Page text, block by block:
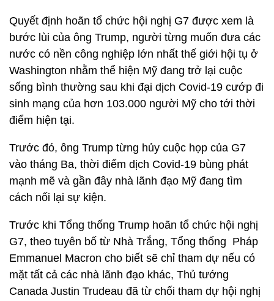
Quyết định hoãn tổ chức hội nghị G7 được xem là
bước lùi của ông Trump, người từng muốn đưa các
nước có nền công nghiệp lớn nhất thế giới hội tụ ở
Washington nhằm thể hiện Mỹ đang trở lại cuộc
sống bình thường sau khi đại dịch Covid-19 cướp đi
sinh mạng của hơn 103.000 người Mỹ cho tới thời
điểm hiện tại.
Trước đó, ông Trump từng hủy cuộc họp của G7
vào tháng Ba, thời điểm dịch Covid-19 bùng phát
mạnh mẽ và gần đây nhà lãnh đạo Mỹ đang tìm
cách nối lại sự kiện.
Trước khi Tổng thống Trump hoãn tổ chức hội nghị
G7, theo tuyên bố từ Nhà Trắng, Tổng thống Pháp
Emmanuel Macron cho biết sẽ chỉ tham dự nếu có
mặt tất cả các nhà lãnh đạo khác, Thủ tướng
Canada Justin Trudeau đã từ chối tham dự hội nghị